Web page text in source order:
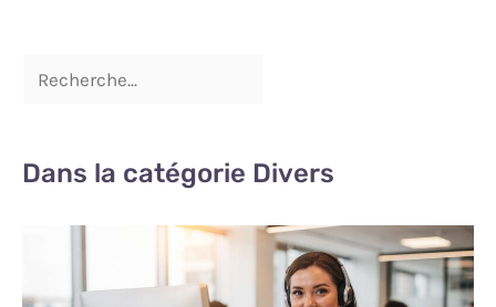
Dans la catégorie Divers